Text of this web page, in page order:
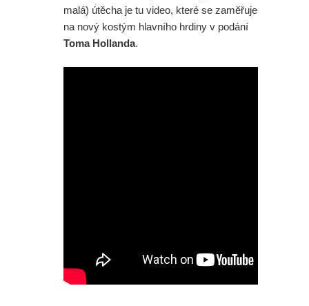
malá) útěcha je tu video, které se zaměřuje
na nový kostým hlavního hrdiny v podání
Toma Hollanda.